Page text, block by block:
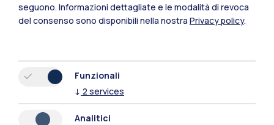
seguono. Informazioni dettagliate e le modalità di revoca
del consenso sono disponibili nella nostra Privacy policy.
Funzionali
↓ 2 services
Analitici